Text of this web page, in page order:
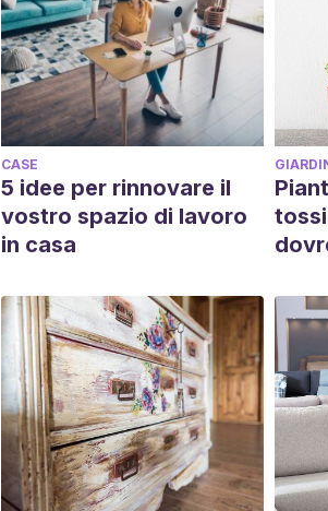
CASE
5 idee per rinnovare il
vostro spazio di lavoro
in casa